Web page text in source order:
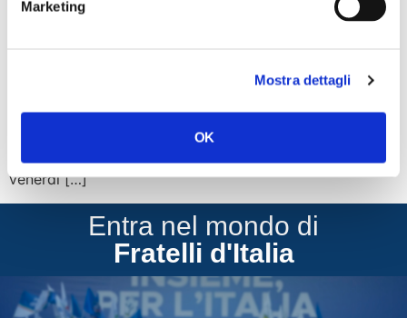
Marketing
Mostra dettagli
OK
Oltre trenta appuntamenti in quasi tutte le Regioni
raccontare e far conoscere a ragazzi e studenti la
tragedia delle foibe e dell’esodo giuliano-dalmata, nella
consapevolezza che solo la conoscenza permette la
crescita di una comune memoria nazionale nel nome
della pietas e dell’onore verso le vittime. Inizia oggi,
venerdì […]
Entra nel mondo di
Fratelli d'Italia